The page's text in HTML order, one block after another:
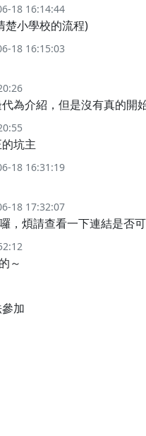
18 16:14:44
楚小學校的流程)
18 16:15:03
為介紹，但是沒有真的開
坑主
18 16:31:19
18 17:32:07
，煩請查看一下連結是否
～
加